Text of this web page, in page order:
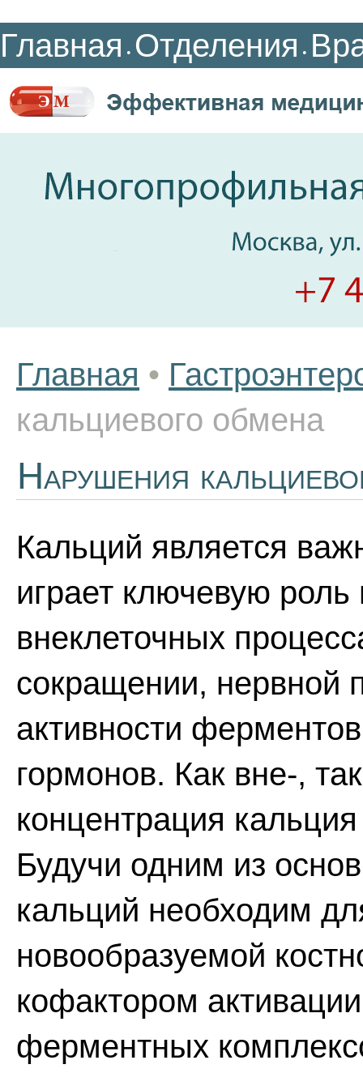
Главная • Отделения •
Главная •
кальциевого обмена
Нарушения
Кальций является
играет ключевую роль
внеклеточных
сокращении, нервной
активности
гормонов. Как вне-,
концентрация
Будучи одним из
кальций необходим
новообразуемой
кофактором
ферментных